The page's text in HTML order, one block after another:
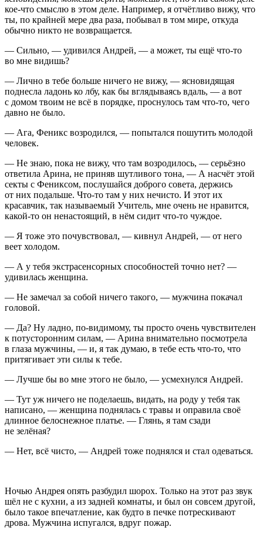
кое-что смыслю в этом деле. Например, я отчётливо вижу, что
ты, по крайней мере два раза, побывал в том мире, откуда
обычно никто не возвращается.
— Сильно, — удивился Андрей, — а может, ты ещё что-то
во мне видишь?
— Лично в тебе больше ничего не вижу, — ясновидящая
поднесла ладонь ко лбу, как бы вглядываясь вдаль, — а вот
с домом твоим не всё в порядке, проснулось там что-то, чего
давно не было.
— Ага, Феникс возродился, — попытался пошутить молодой
человек.
— Не знаю, пока не вижу, что там возродилось, — серьёзно
ответила Арина, не приняв шутливого тона, — А насчёт этой
секты с Фениксом, послушайся доброго совета, держись
от них подальше. Что-то там у них нечисто. И этот их
красавчик, так называемый Учитель, мне очень не нравится,
какой-то он ненастоящий, в нём сидит что-то чуждое.
— Я тоже это почувствовал, — кивнул Андрей, — от него
веет холодом.
— А у тебя экстрасенсорных способностей точно нет? —
удивилась женщина.
— Не замечал за собой ничего такого, — мужчина покачал
головой.
— Да? Ну ладно, по-видимому, ты просто очень чувствителен
к потусторонним силам, — Арина внимательно посмотрела
в глаза мужчины, — и, я так думаю, в тебе есть что-то, что
притягивает эти силы к тебе.
— Лучше бы во мне этого не было, — усмехнулся Андрей.
— Тут уж ничего не поделаешь, видать, на роду у тебя так
написано, — женщина поднялась с травы и оправила своё
длинное белоснежное платье. — Глянь, я там сзади
не зелёная?
— Нет, всё чисто, — Андрей тоже поднялся и стал одеваться.
Ночью Андрея опять разбудил шорох. Только на этот раз звук
шёл не с кухни, а из задней комнаты, и был он совсем другой,
было такое впечатление, как будто в печке потрескивают
дрова. Мужчина испугался, вдруг пожар.